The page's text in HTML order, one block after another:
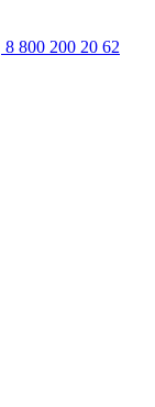
8 800 200 20 62